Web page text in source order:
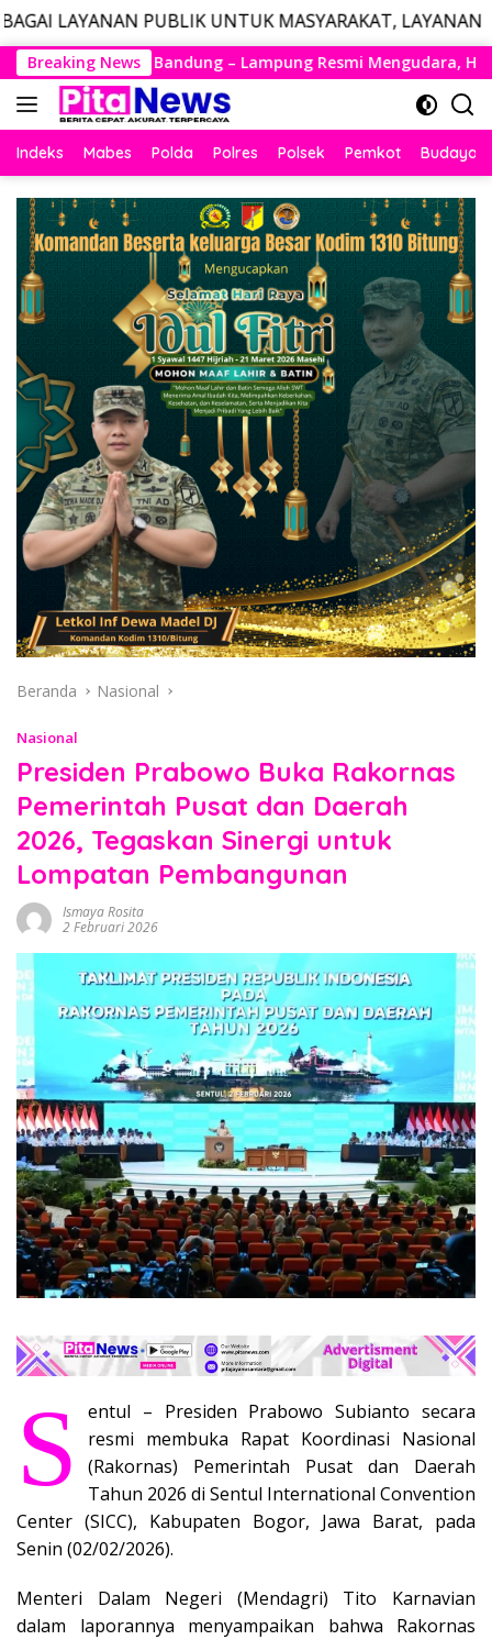
UNTUK MASYARAKAT, LAYANAN DARURAT
Langsung
ke
konten
Breaking News
Resmi Mengudara, Husein Kembali Layani Rute
Indeks Mabes Polda Polres Polsek Pemkot Budaya
Beranda Nasional
Nasional
Presiden Prabowo Buka Rakornas
Pemerintah Pusat dan Daerah
2026, Tegaskan Sinergi untuk
Lompatan Pembangunan
Ismaya Rosita
2 Februari 2026
S
entul – Presiden Prabowo Subianto secara
resmi membuka Rapat Koordinasi Nasional
(Rakornas) Pemerintah Pusat dan Daerah
Tahun 2026 di Sentul International Convention
Center (SICC), Kabupaten Bogor, Jawa Barat, pada
Senin (02/02/2026).
Menteri Dalam Negeri (Mendagri) Tito Karnavian
dalam laporannya menyampaikan bahwa Rakornas